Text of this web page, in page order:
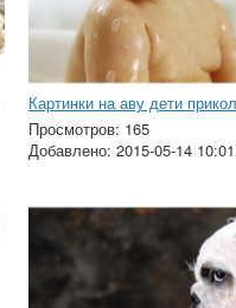
Картинки на аву дети
Просмотров: 165
Добавлено: 2015-05-14